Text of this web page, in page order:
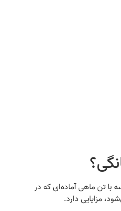
تن ماهی آماده‌ای که در
مزایایی دارد.